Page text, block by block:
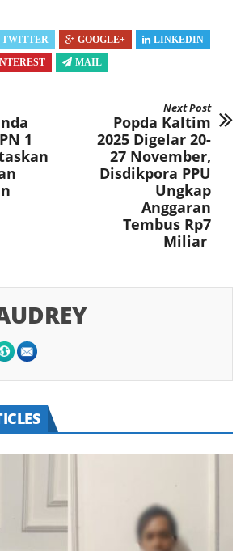
TWITTER GOOGLE+
LINKEDIN
MAIL
1
Next Post
Popda Kaltim
2025 Digelar 20-
27 November,
Disdikpora PPU
Ungkap
Anggaran
Tembus Rp7
Miliar